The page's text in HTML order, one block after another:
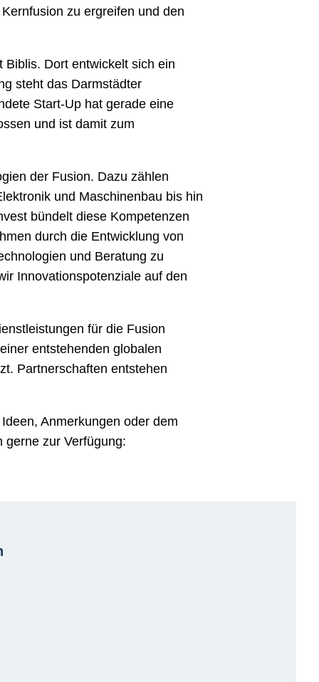
zu ergreifen und den
Dort entwickelt sich ein
steht das Darmstädter
Start-Up hat gerade eine
und ist damit zum
der Fusion. Dazu zählen
und Maschinenbau bis hin
bündelt diese Kompetenzen
durch die Entwicklung von
und Beratung zu
Innovationspotenziale auf den
für die Fusion
entstehenden globalen
Partnerschaften entstehen
Anmerkungen oder dem
gerne zur Verfügung: